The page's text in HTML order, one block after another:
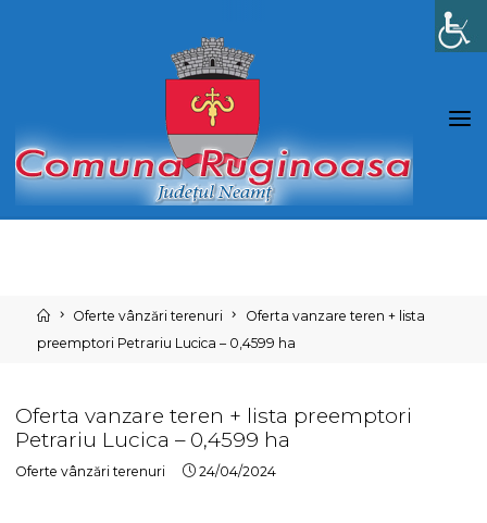
Home
Oferte vânzări terenuri
Oferta vanzare teren + lista
preemptori Petrariu Lucica – 0,4599 ha
Oferta vanzare teren + lista preemptori
Petrariu Lucica – 0,4599 ha
Oferte vânzări terenuri 24/04/2024